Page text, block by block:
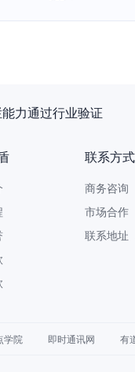
力通过行业验证
联系方式
商务咨询
市场合作
联系地址
学院 即时通讯网 有